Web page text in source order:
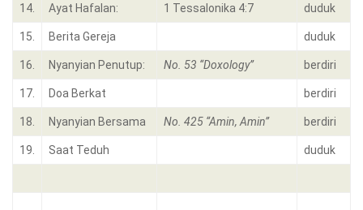
14. Ayat Hafalan: 1 Tessalonika 4:7 duduk
15. Berita Gereja duduk
16. Nyanyian Penutup: No. 53 “Doxology” berdiri
17. Doa Berkat berdiri
18. Nyanyian Bersama No. 425 “Amin, Amin” berdiri
19. Saat Teduh duduk